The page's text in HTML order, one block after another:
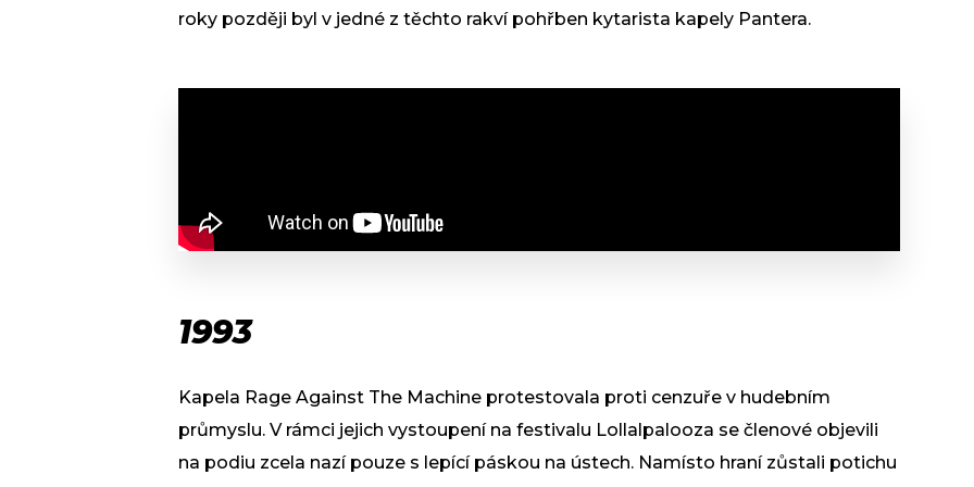
roky později byl v jedné z těchto rakví pohřben kytarista kapely Pantera.
1993
Kapela Rage Against The Machine protestovala proti cenzuře v hudebním
průmyslu. V rámci jejich vystoupení na festivalu Lollalpalooza se členové objevili
na podiu zcela nazí pouze s lepící páskou na ústech. Namísto hraní zůstali potichu